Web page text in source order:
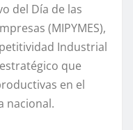
del Día de las
(MIPYMES),
Industrial
que
en el
nacional.